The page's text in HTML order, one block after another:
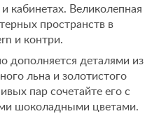
кабинетах. Великолепная
пространств в
и контри.
дополняется деталями из
льна и золотистого
пар сочетайте его с
шоколадными цветами.